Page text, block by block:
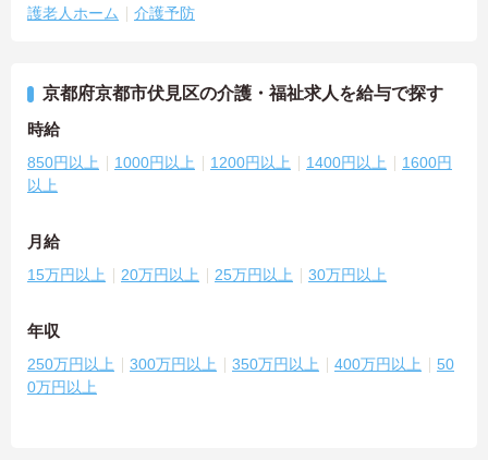
護老人ホーム
介護予防
京都府京都市伏見区の介護・福祉求人を給与で探す
時給
850円以上 1000円以上 1200円以上 1400円以上
1600円
以上
月給
15万円以上 20万円以上 25万円以上 30万円以上
年収
250万円以上 300万円以上 350万円以上 400万円以上
50
0万円以上